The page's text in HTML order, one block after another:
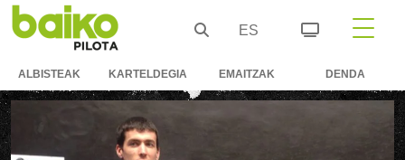
ES
ALBISTEAK KARTELDEGIA EMAITZAK DENDA